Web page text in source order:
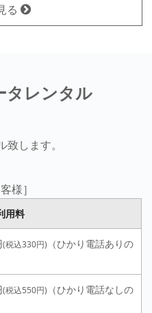
る
タレンタル
します。
様］
用料
(税込330円) （ひかり電話ありの
(税込550円) （ひかり電話なしの